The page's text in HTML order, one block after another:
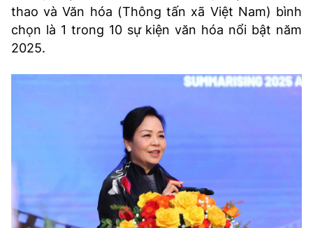
thao và Văn hóa (Thông tấn xã Việt Nam) bình
chọn là 1 trong 10 sự kiện văn hóa nổi bật năm
2025.